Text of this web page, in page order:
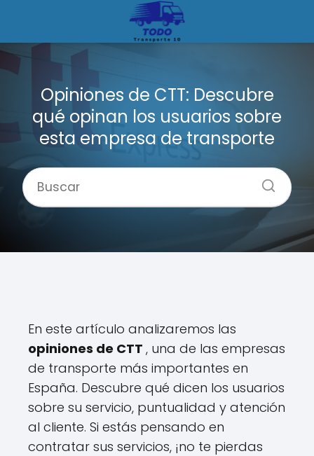
Opiniones de CTT: Descubre
qué opinan los usuarios sobre
esta empresa de transporte
En este artículo analizaremos las
opiniones de CTT , una de las empresas
de transporte más importantes en
España. Descubre qué dicen los usuarios
sobre su servicio, puntualidad y atención
al cliente. Si estás pensando en
contratar sus servicios, ¡no te pierdas